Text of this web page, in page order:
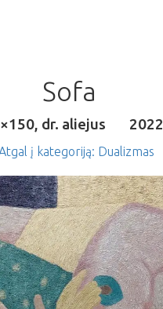
Sofa
dr. aliejus 2022
į kategoriją: Dualizmas